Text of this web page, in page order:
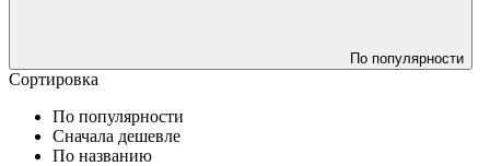
По популярности
Сортировка
По популярности
Сначала дешевле
По названию